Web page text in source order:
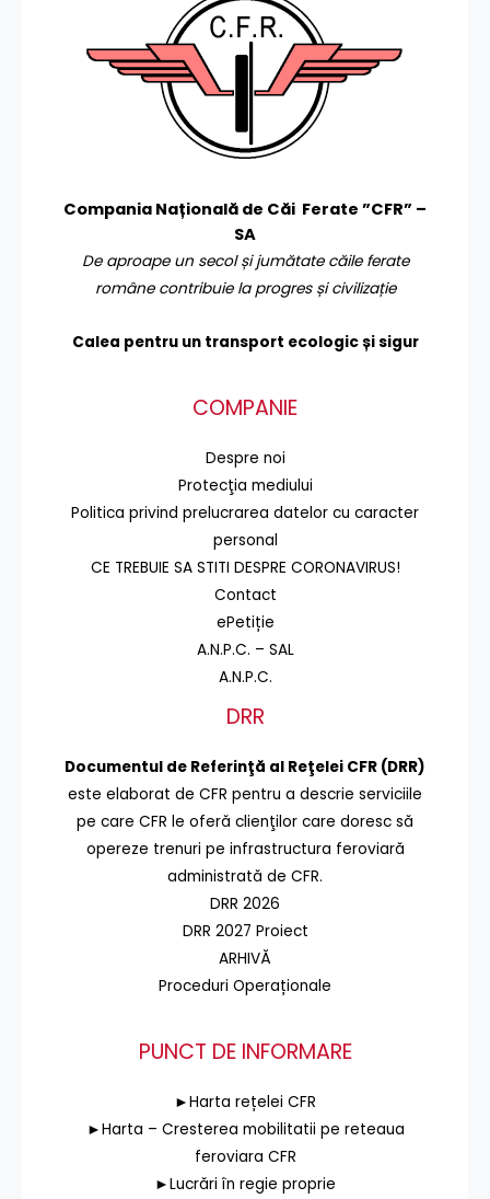
Compania Națională de Căi Ferate ”CFR” –
SA
De aproape un secol și jumătate căile ferate
române contribuie la progres și civilizație
Calea pentru un transport ecologic și sigur
COMPANIE
Despre noi
Protecţia mediului
Politica privind prelucrarea datelor cu caracter
personal
CE TREBUIE SA STITI DESPRE CORONAVIRUS!
Contact
ePetiție
A.N.P.C. – SAL
A.N.P.C.
DRR
Documentul de Referinţă al Reţelei CFR (DRR)
este elaborat de CFR pentru a descrie serviciile
pe care CFR le oferă clienţilor care doresc să
opereze trenuri pe infrastructura feroviară
administrată de CFR.
DRR 2026
DRR 2027 Proiect
ARHIVĂ
Proceduri Operaționale
PUNCT DE INFORMARE
►Harta rețelei CFR
►Harta – Cresterea mobilitatii pe reteaua
feroviara CFR
►Lucrări în regie proprie